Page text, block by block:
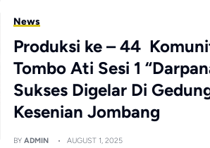
News
Produksi ke – 44
Tombo Ati Sesi 1
Sukses Digelar Di
Kesenian Jombang
BYADMIN AUGUST 1, 2025